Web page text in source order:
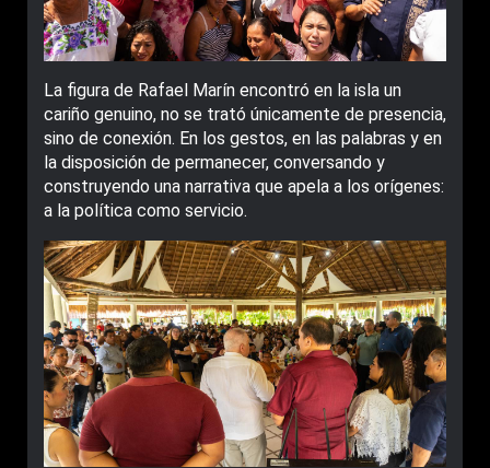
La figura de Rafael Marín encontró en la isla un
cariño genuino, no se trató únicamente de presencia,
sino de conexión. En los gestos, en las palabras y en
la disposición de permanecer, conversando y
construyendo una narrativa que apela a los orígenes:
a la política como servicio.